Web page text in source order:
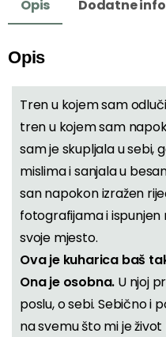
Opis Dodatne
Opis
Tren u kojem sam
tren u kojem sam
sam je skupljala u sebi,
mislima i sanjala u
san napokon izražen
fotografijama i ispunjen
svoje mjesto.
Ova je kuharica baš
Ona je osobna. U njoj
poslu, o sebi. Sebično i
na svemu što mi je